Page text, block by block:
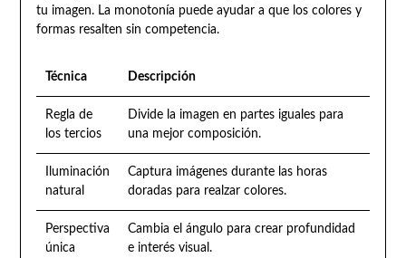
tu imagen. La monotonía puede ayudar a que los colores y
formas resalten sin competencia.
Técnica Descripción
Regla de
los tercios
Divide la imagen en partes iguales para
una mejor composición.
Iluminación
natural
Captura imágenes durante las horas
doradas para realzar colores.
Perspectiva
única
Cambia el ángulo para crear profundidad
e interés visual.